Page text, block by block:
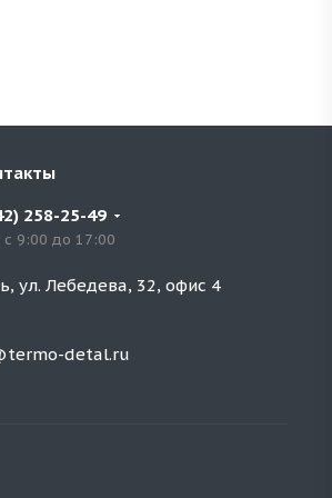
258-25-49
с 9:00 до 17:00
ул. Лебедева, 32, офис 4
detal.ru